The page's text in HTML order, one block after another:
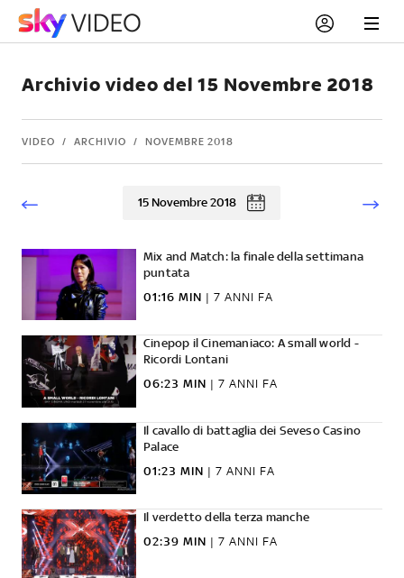
Archivio video del 15 Novembre 2018
VIDEO ARCHIVIO NOVEMBRE 2018
15 Novembre 2018
Mix and Match: la finale della settimana
puntata
01:16 MIN | 7 ANNI FA
Cinepop il Cinemaniaco: A small world -
Ricordi Lontani
06:23 MIN | 7 ANNI FA
Il cavallo di battaglia dei Seveso Casino
Palace
01:23 MIN | 7 ANNI FA
Il verdetto della terza manche
02:39 MIN | 7 ANNI FA